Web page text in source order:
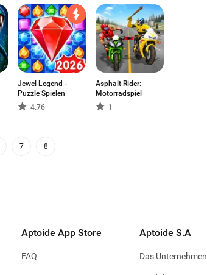
Jewel Legend -
Puzzle Spielen
4.76
Asphalt Rider:
Motorradspiel
1
7 8
Aptoide App Store
FAQ
Aptoide S.A
Das Unternehmen